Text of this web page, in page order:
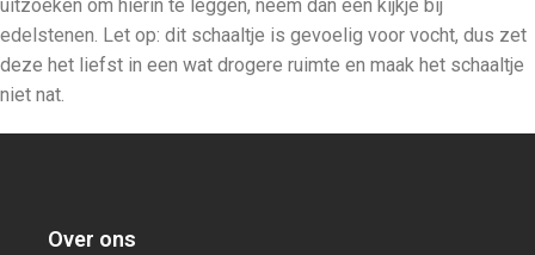
uitzoeken om hierin te leggen, neem dan een kijkje bij
edelstenen . Let op: dit schaaltje is gevoelig voor vocht, dus zet
deze het liefst in een wat drogere ruimte en maak het schaaltje
niet nat.
Over ons